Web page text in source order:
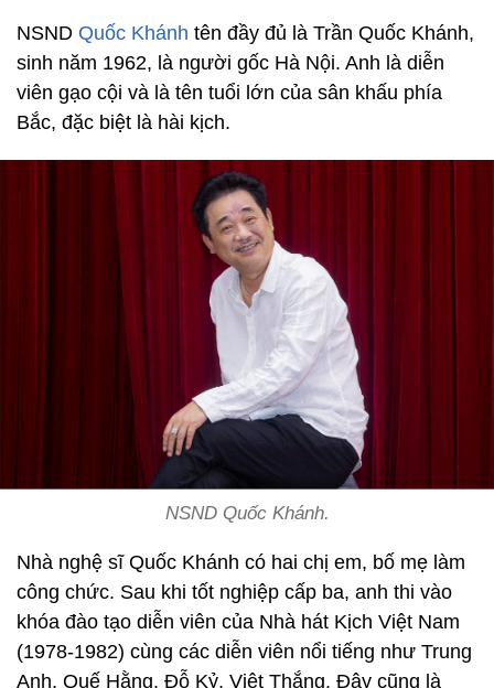
NSND Quốc Khánh tên đầy đủ là Trần Quốc Khánh,
sinh năm 1962, là người gốc Hà Nội. Anh là diễn
viên gạo cội và là tên tuổi lớn của sân khấu phía
Bắc, đặc biệt là hài kịch.
NSND Quốc Khánh.
Nhà nghệ sĩ Quốc Khánh có hai chị em, bố mẹ làm
công chức. Sau khi tốt nghiệp cấp ba, anh thi vào
khóa đào tạo diễn viên của Nhà hát Kịch Việt Nam
(1978-1982) cùng các diễn viên nổi tiếng như Trung
Anh, Quế Hằng, Đỗ Kỷ, Việt Thắng. Đây cũng là